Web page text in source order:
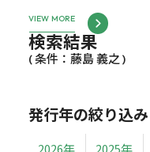
VIEW MORE
検索結果
( 条件：藤島 義之 )
発行年の絞り込み
2026年 2025年